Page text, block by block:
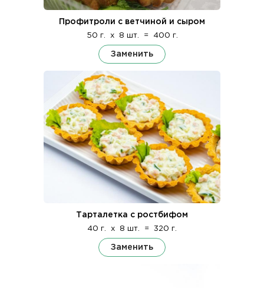
Профитроли с ветчиной и сыром
50 г. x 8 шт. = 400 г.
Заменить
Тарталетка с ростбифом
40 г. x 8 шт. = 320 г.
Заменить